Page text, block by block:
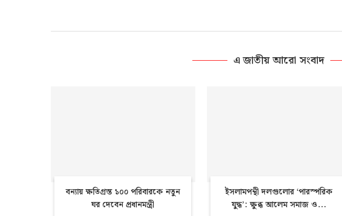
এ জাতীয় আরো সংবাদ
বন্যায় ক্ষতিগ্রস্ত ১০০ পরিবারকে নতুন
ঘর দেবেন প্রধানমন্ত্রী
ইসলামপন্থী দলগুলোর ‘পারস্পরিক
যুদ্ধ’: ক্ষুব্ধ আলেম সমাজ ও...